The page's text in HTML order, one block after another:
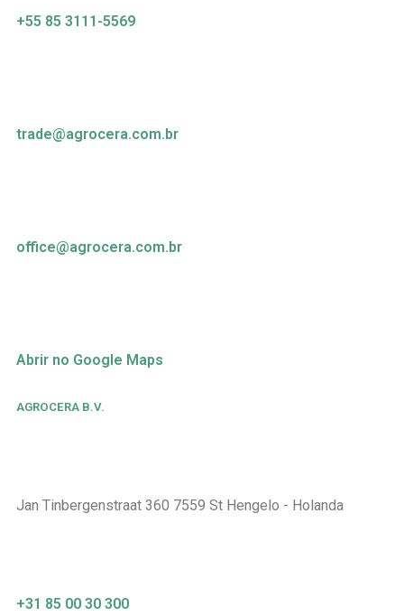
+55 85 3111-5569
trade@agrocera.com.br
office@agrocera.com.br
Abrir no Google Maps
AGROCERA B.V.
Jan Tinbergenstraat 360 7559 St Hengelo - Holanda
+31 85 00 30 300